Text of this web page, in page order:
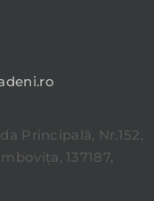
Principală, Nr.152,
137187,